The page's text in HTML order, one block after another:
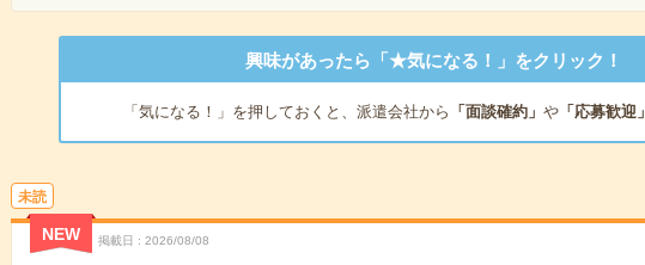
興味があったら「★気になる！」をクリック！
「気になる！」を押しておくと、派遣会社から 「面談確約」 や「応募歓迎」
未読
NEW 掲載日 2026/08/08